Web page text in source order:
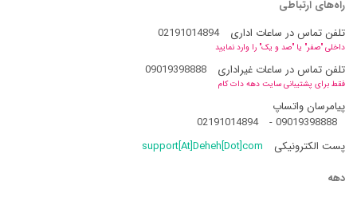
راه‌های ارتباطی
تلفن تماس در ساعات اداری
02191014894
داخلی "صفر" یا "صد و یک" را وارد نمایید
تلفن تماس در ساعات غیراداری 09019398888
فقط برای پشتیبانی سایت دهه دات کام
پیامرسان واتساپ
09019398888
-
02191014894
پست الکترونیکی
support[At]Deheh[Dot]com
دهه